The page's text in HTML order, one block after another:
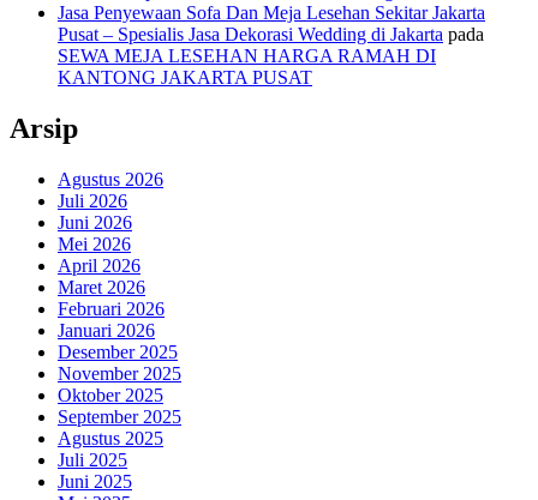
Jasa Penyewaan Sofa Dan Meja Lesehan Sekitar Jakarta
Pusat – Spesialis Jasa Dekorasi Wedding di Jakarta pada
SEWA MEJA LESEHAN HARGA RAMAH DI
KANTONG JAKARTA PUSAT
Arsip
Agustus 2026
Juli 2026
Juni 2026
Mei 2026
April 2026
Maret 2026
Februari 2026
Januari 2026
Desember 2025
November 2025
Oktober 2025
September 2025
Agustus 2025
Juli 2025
Juni 2025